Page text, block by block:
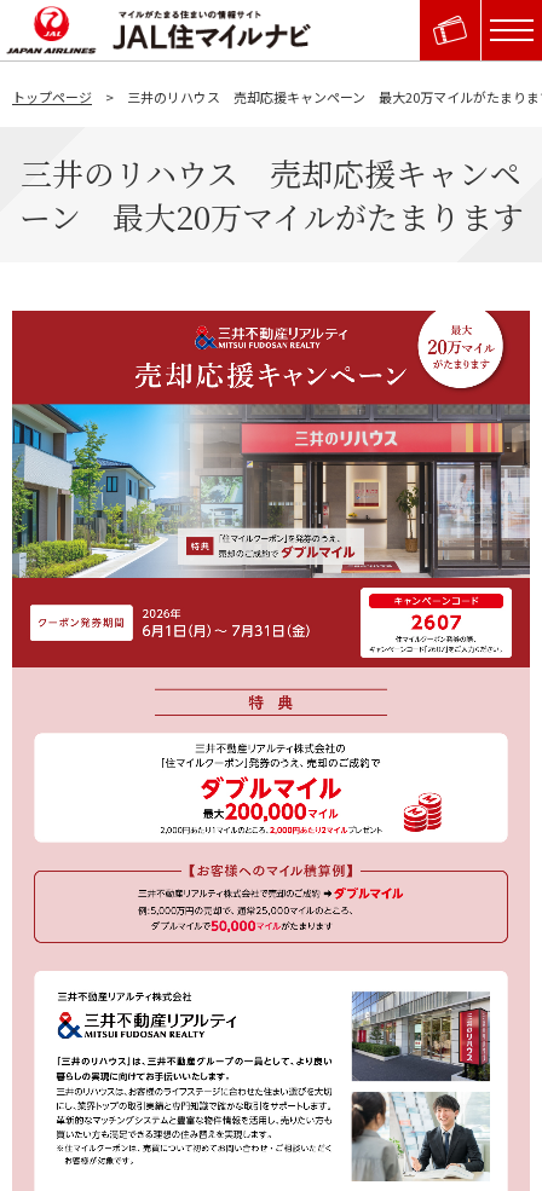
トップページ 三井のリハウス 売却応援キャンペーン 最大20万マイルがたまり
三井のリハウス 売却応援キャンペ
ーン 最大20万マイルがたまります